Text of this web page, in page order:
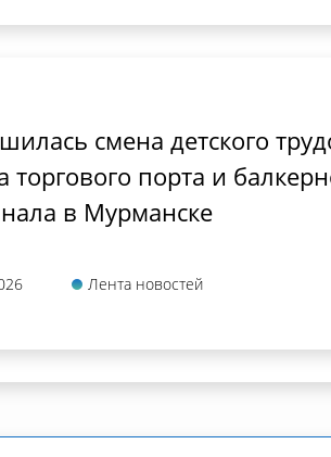
смена детского
торгового порта и
в Мурманске
Лента новостей